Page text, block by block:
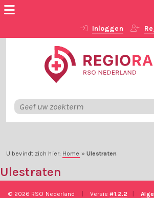
Inloggen
U bevindt zich hier: Home » Ulestraten
Ulestraten
© 2026 RSO Nederland Versie#1.2.2